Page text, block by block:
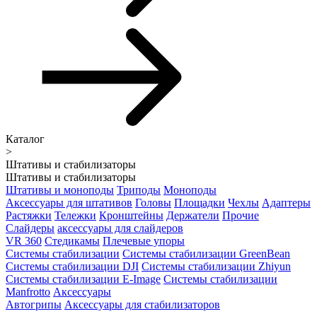
Каталог
>
Штативы и стабилизаторы
Штативы и стабилизаторы
Штативы и моноподы Триподы Моноподы
Аксессуары для штативов Головы Площадки Чехлы Адаптеры
Растяжки Тележки Кронштейны Держатели Прочие
Слайдеры аксессуары для слайдеров
VR 360 Стедикамы Плечевые упоры
Системы стабилизации Системы стабилизации GreenBean
Системы стабилизации DJI Системы стабилизации Zhiyun
Системы стабилизации E-Image Системы стабилизации
Manfrotto Аксессуары
Автогрипы Аксессуары для стабилизаторов